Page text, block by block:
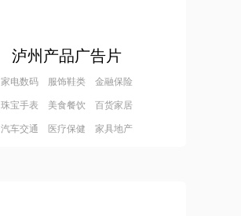
泸州产品广告片
家电数码 服饰鞋类 金融保险
珠宝手表 美食餐饮 百货家居
汽车交通 医疗保健 家具地产